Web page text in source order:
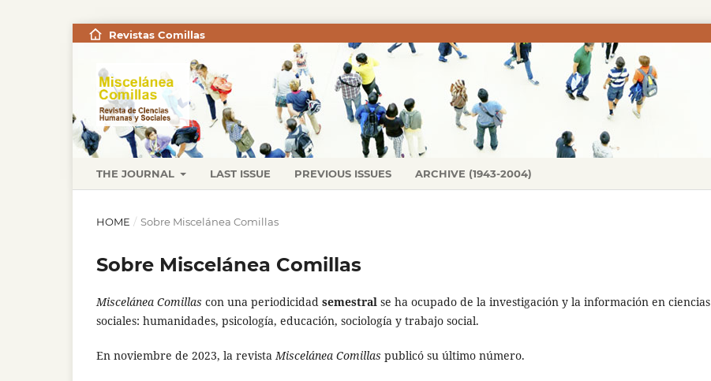
THE JOURNAL LAST ISSUE PREVIOUS ISSUES ARCHIVE (1943-2004)
Revistas Comillas
HOME / Sobre Miscelánea Comillas
Sobre Miscelánea Comillas
Miscelánea Comillas con una periodicidad semestral se ha ocupado de la investigación y la información en ciencias
sociales: humanidades, psicología, educación, sociología y trabajo social.
En noviembre de 2023, la revistaMiscelánea Comillas publicó su último número.